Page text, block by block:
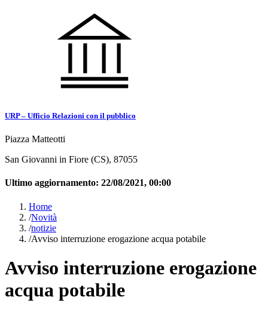
URP – Ufficio Relazioni con il pubblico
Piazza Matteotti
San Giovanni in Fiore (CS), 87055
Ultimo aggiornamento: 22/08/2021, 00:00
Home
/Novità
/notizie
/Avviso interruzione erogazione acqua potabile
Avviso interruzione erogazione
acqua potabile